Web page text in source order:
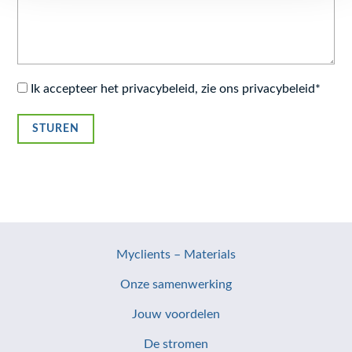
Ik accepteer het privacybeleid, zie ons privacybeleid*
Myclients – Materials
Onze samenwerking
Jouw voordelen
De stromen